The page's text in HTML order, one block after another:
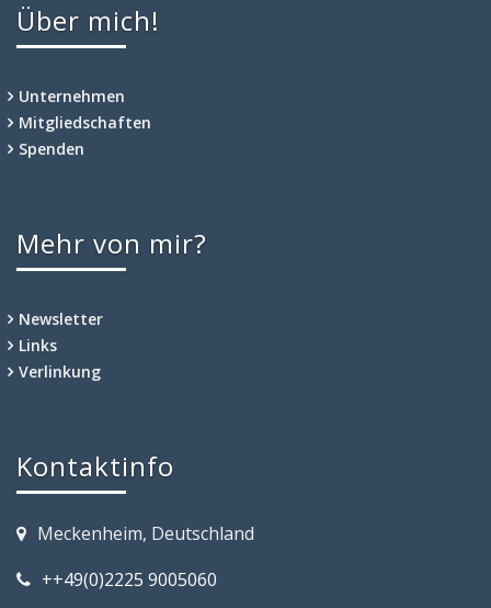
Über mich!
Unternehmen
Mitgliedschaften
Spenden
Mehr von mir?
Newsletter
Links
Verlinkung
Kontaktinfo
Meckenheim, Deutschland
++49(0)2225 9005060